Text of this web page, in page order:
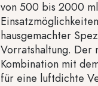
von 500 bis 2000
hausgemachter
Vorratshaltung.
Kombination mit
für eine luftdichte